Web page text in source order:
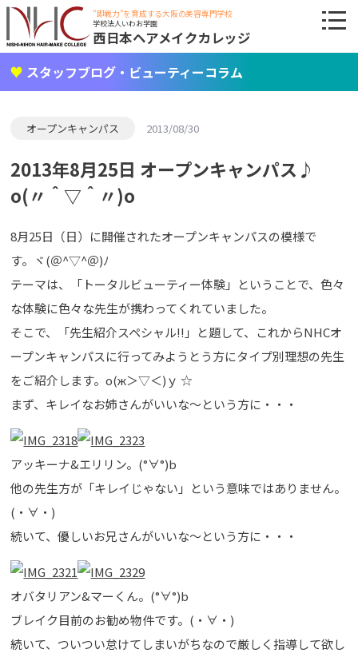
"即戦力"を育成する大阪の美容専門学校
学校法人いわお学園
西日本ヘアメイクカレッジ
スタッフブログ・ビューティーコラム
オープンキャンパス 2013/08/30
2013年8月25日 オープンキャンパス♪
o(〃＾▽＾〃)o
8月25日（日）に開催されたオープンキャンパスの模様で
す。ヾ(＠^▽^＠)ﾉ
テーマは、「トータルビューティー体験」ということで、色々
な体験に色々な先生が携わってくれていました。
そこで、「先生紹介スペシャル!!」と題して、これからNHCオ
ープンキャンパスに行ってみようとう方にタイプ別理想の先生
をご紹介します。о(ж＞▽＜)ｙ ☆
まず、キレイなお姉さんがいいな～という方に・・・
アッキーナ&エリリン。(°∀°)b
他の先生方が「キレイじゃない」という意味ではありません。
(・∀・)
続いて、優しいお兄さんがいいな～という方に・・・
オバタリアン&マーくん。(°∀°)b
ブレイク目前のお勧め物件です。(・∀・)
続いて、ついつい怠けてしまいがちなので厳しく指導して欲し